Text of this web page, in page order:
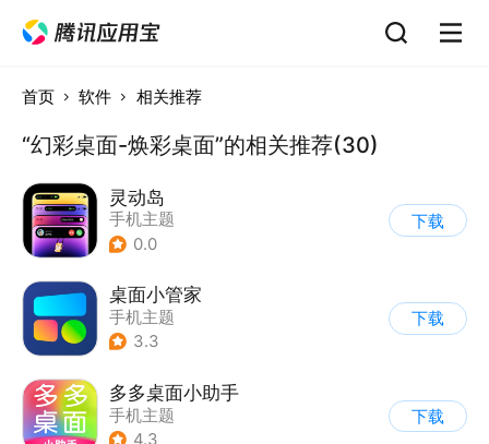
首页 软件 相关推荐
“幻彩桌面-焕彩桌面”的相关推荐(30)
灵动岛
手机主题
0.0
下载
桌面小管家
手机主题
3.3
下载
多多桌面小助手
手机主题
4.3
下载